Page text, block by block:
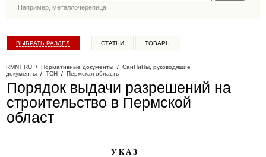
Например, металлочерепица
ВЫБРАТЬ РАЗДЕЛ СТАТЬИ ТОВАРЫ
RMNT.RU / Нормативные документы / СанПиНы, руководящие
документы / ТСН / Пермская область
Порядок выдачи разрешений на
строительство в Пермской
област
У К А З